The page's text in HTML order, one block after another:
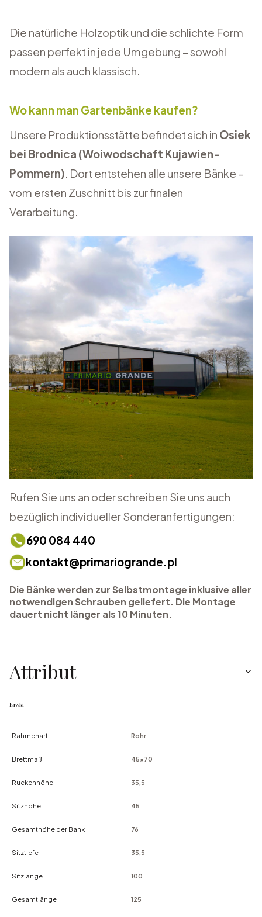
Die natürliche Holzoptik und die schlichte Form
passen perfekt in jede Umgebung – sowohl
modern als auch klassisch.
Wo kann man Gartenbänke kaufen?
Unsere Produktionsstätte befindet sich in Osiek
bei Brodnica (Woiwodschaft Kujawien-
Pommern). Dort entstehen alle unsere Bänke –
vom ersten Zuschnitt bis zur finalen
Verarbeitung.
Rufen Sie uns an oder schreiben Sie uns auch
bezüglich individueller Sonderanfertigungen:
690 084 440
kontakt@primariogrande.pl
Die Bänke werden zur Selbstmontage inklusive aller
notwendigen Schrauben geliefert. Die Montage
dauert nicht länger als 10 Minuten.
Attribut
Ławki
Rahmenart Rohr
Brettmaß 45x70
Rückenhöhe 35,5
Sitzhöhe 45
Gesamthöhe der Bank 76
Sitztiefe 35,5
Sitzlänge 100
Gesamtlänge 125